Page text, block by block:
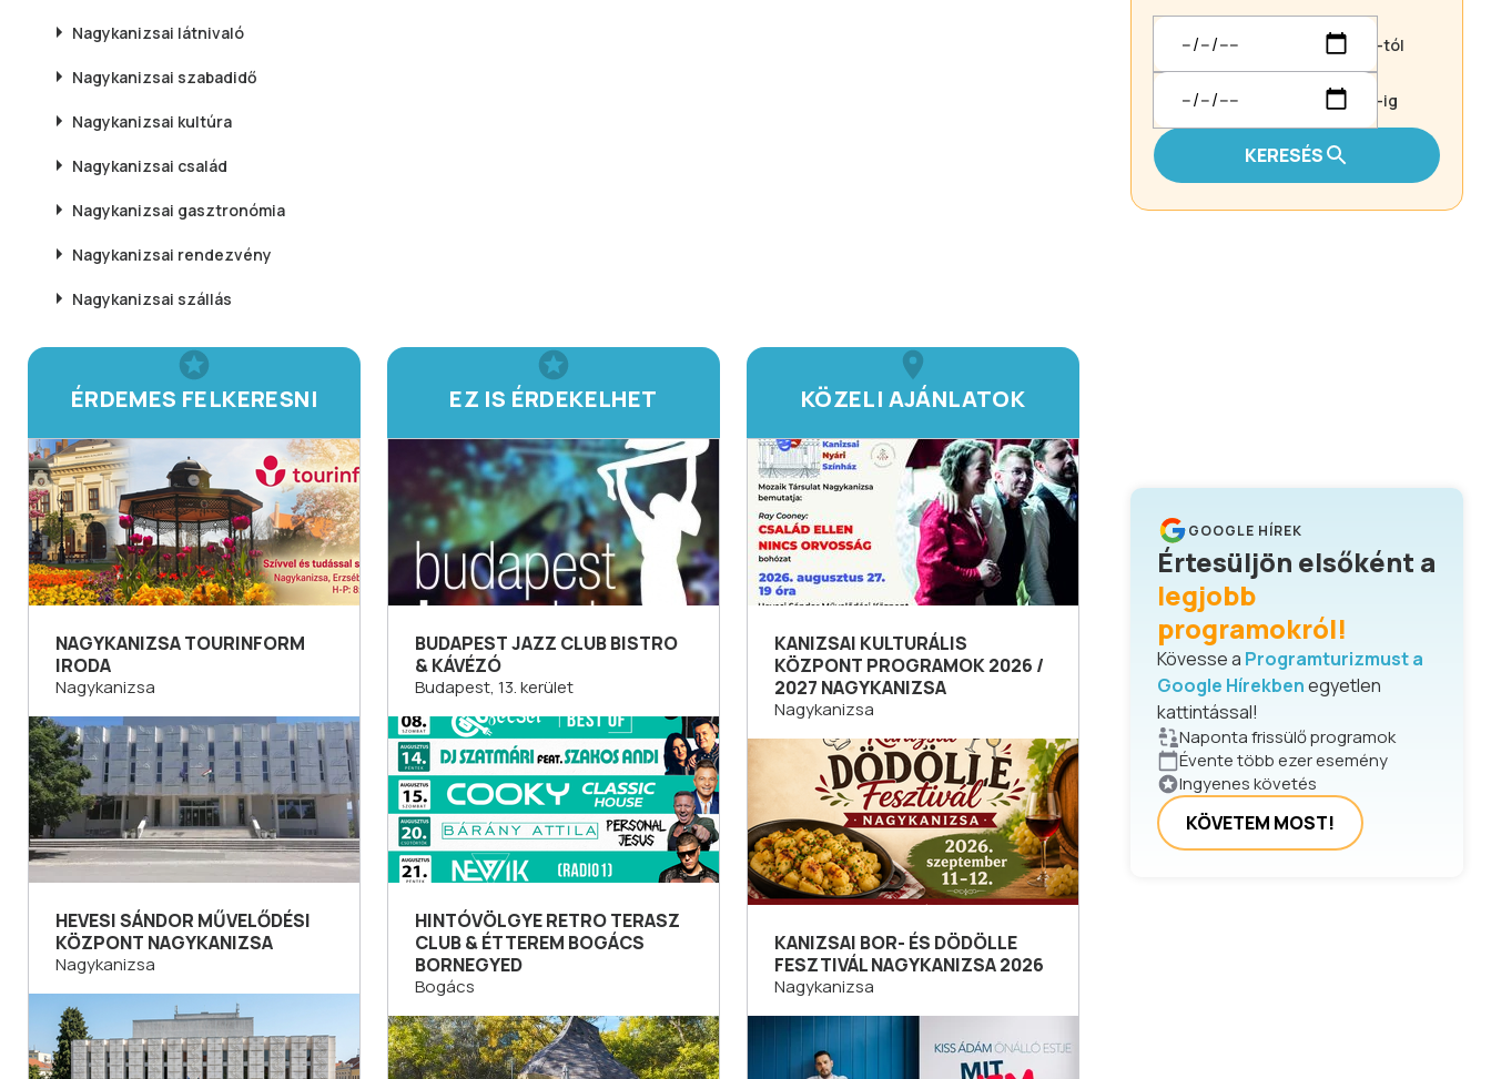
Nagykanizsai látnivaló
Nagykanizsai szabadidő
Nagykanizsai kultúra
Nagykanizsai család
Nagykanizsai gasztronómia
Nagykanizsai rendezvény
Nagykanizsai szállás
ÉRDEMES FELKERESNI
NAGYKANIZSA TOURINFORM
IRODA
Nagykanizsa
HEVESI SÁNDOR MŰVELŐDÉSI
KÖZPONT NAGYKANIZSA
Nagykanizsa
EZ IS ÉRDEKELHET
BUDAPEST JAZZ CLUB BISTRO
& KÁVÉZÓ
Budapest, 13. kerület
HINTÓVÖLGYE RETRO TERASZ
CLUB & ÉTTEREM BOGÁCS
BORNEGYED
Bogács
KÖZELI AJÁNLATOK
KANIZSAI KULTURÁLIS
KÖZPONT PROGRAMOK 2026 /
2027 NAGYKANIZSA
Nagykanizsa
KANIZSAI BOR- ÉS DÖDÖLLE
FESZTIVÁL NAGYKANIZSA 2026
Nagykanizsa
-tól
-ig
KERESÉS
GOOGLE HÍREK
Értesüljön elsőként a
legjobb
programokról!
Kövesse a Programturizmust a
Google Hírekbenegyetlen
kattintással!
Naponta frissülő programok
Évente több ezer esemény
Ingyenes követés
KÖVETEM MOST!